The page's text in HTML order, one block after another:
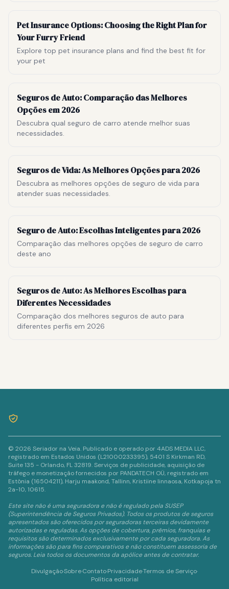
Pet Insurance Options: Choosing the Right Plan for
Your Furry Friend
Explore top pet insurance plans and find the best fit for
your pet
Seguros de Auto: Comparação das Melhores
Opções em 2026
Descubra qual seguro de carro atende melhor suas
necessidades.
Seguros de Vida: As Melhores Opções para 2026
Descubra as melhores opções de seguro de vida para
atender suas necessidades.
Seguro de Auto: Escolhas Inteligentes para 2026
Comparação das melhores opções de seguro de carro
deste ano
Seguros de Auto: As Melhores Escolhas para
Diferentes Necessidades
Comparação dos melhores seguros de auto para
diferentes perfis em 2026
© 2026 Seriador na Veia. Publicado e operado por 4ADS MEDIA LLC,
registrado em Estados Unidos (L21000233395), 5401 S Kirkman RD,
Suite 135 - Orlando, FL 32819. Serviços de publicidade, aquisição de
tráfego e monetização fornecidos por PANDATECH OÜ, registrado em
Estônia (16504211), Harju maakond, Tallinn, Kristiine linnaosa, Kotkapoja tn
2a-10, 10615.
Este site não é uma seguradora e não é regulado pela SUSEP
(Superintendência de Seguros Privados). Todos os produtos de seguros
apresentados são oferecidos por seguradoras terceiras devidamente
autorizadas e reguladas. As opções de cobertura, prêmios, franquias e
requisitos são determinados exclusivamente por cada seguradora. As
informações são para fins comparativos e não constituem assessoria de
seguros. Leia todos os documentos da apólice antes de contratar.
Divulgação·Sobre·Contato·Privacidade·Termos de Serviço·
Política editorial